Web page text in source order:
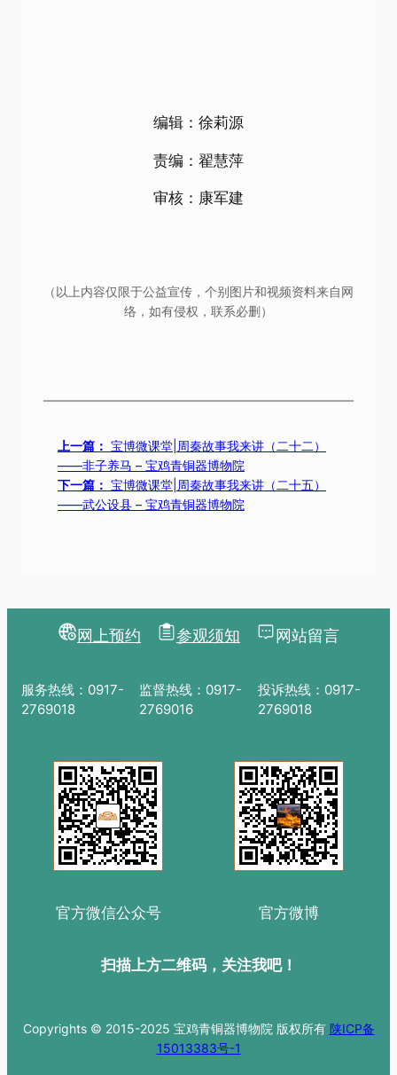
编辑：徐莉源
责编：翟慧萍
审核：康军建
（以上内容仅限于公益宣传，个别图片和视频资料来自网
络，如有侵权，联系必删）
上一篇： 宝博微课堂|周秦故事我来讲（二十二）
——非子养马 – 宝鸡青铜器博物院
下一篇： 宝博微课堂|周秦故事我来讲（二十五）
——武公设县 – 宝鸡青铜器博物院
网上预约 参观须知 网站留言
服务热线：0917-
2769018
监督热线：0917-
2769016
投诉热线：0917-
2769018
官方微信公众号 官方微博
扫描上方二维码，关注我吧！
Copyrights © 2015-2025 宝鸡青铜器博物院 版权所有 陕ICP备
15013383号-1